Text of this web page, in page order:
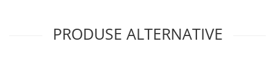
Suruburi autoforantePRODUSE ALTERNATIVE